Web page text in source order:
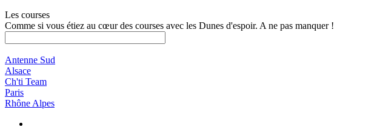
Les courses
Comme si vous étiez au cœur des courses avec les Dunes d'espoir. A ne pas manquer !
Antenne Sud
Alsace
Ch'ti Team
Paris
Rhône Alpes